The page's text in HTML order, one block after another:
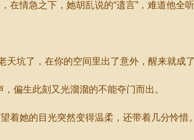
急之下，她胡乱说的“遗言”，难道他全听
坑了，在你的空间里出了意外，醒来就成
生此刻又光溜溜的不能夺门而出。
她的目光突然变得温柔，还带着几分怜惜